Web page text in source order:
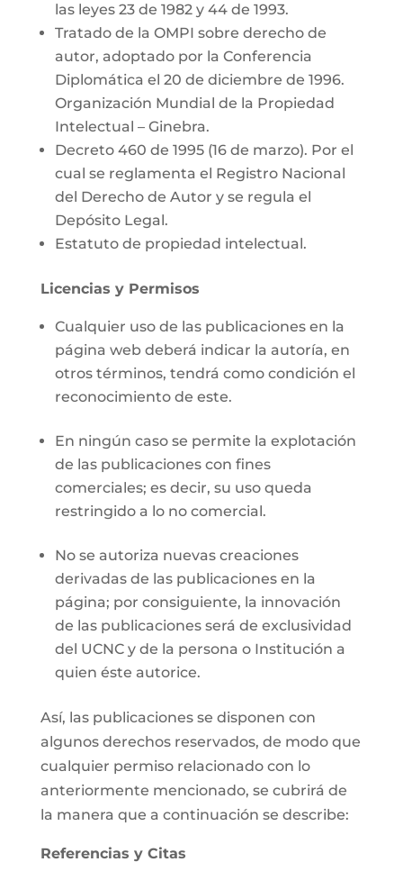
las leyes 23 de 1982 y 44 de 1993.
Tratado de la OMPI sobre derecho de
autor, adoptado por la Conferencia
Diplomática el 20 de diciembre de 1996.
Organización Mundial de la Propiedad
Intelectual – Ginebra.
Decreto 460 de 1995 (16 de marzo). Por el
cual se reglamenta el Registro Nacional
del Derecho de Autor y se regula el
Depósito Legal.
Estatuto de propiedad intelectual.
Licencias y Permisos
Cualquier uso de las publicaciones en la
página web deberá indicar la autoría, en
otros términos, tendrá como condición el
reconocimiento de este.
En ningún caso se permite la explotación
de las publicaciones con fines
comerciales; es decir, su uso queda
restringido a lo no comercial.
No se autoriza nuevas creaciones
derivadas de las publicaciones en la
página; por consiguiente, la innovación
de las publicaciones será de exclusividad
del UCNC y de la persona o Institución a
quien éste autorice.
Así, las publicaciones se disponen con
algunos derechos reservados, de modo que
cualquier permiso relacionado con lo
anteriormente mencionado, se cubrirá de
la manera que a continuación se describe:
Referencias y Citas